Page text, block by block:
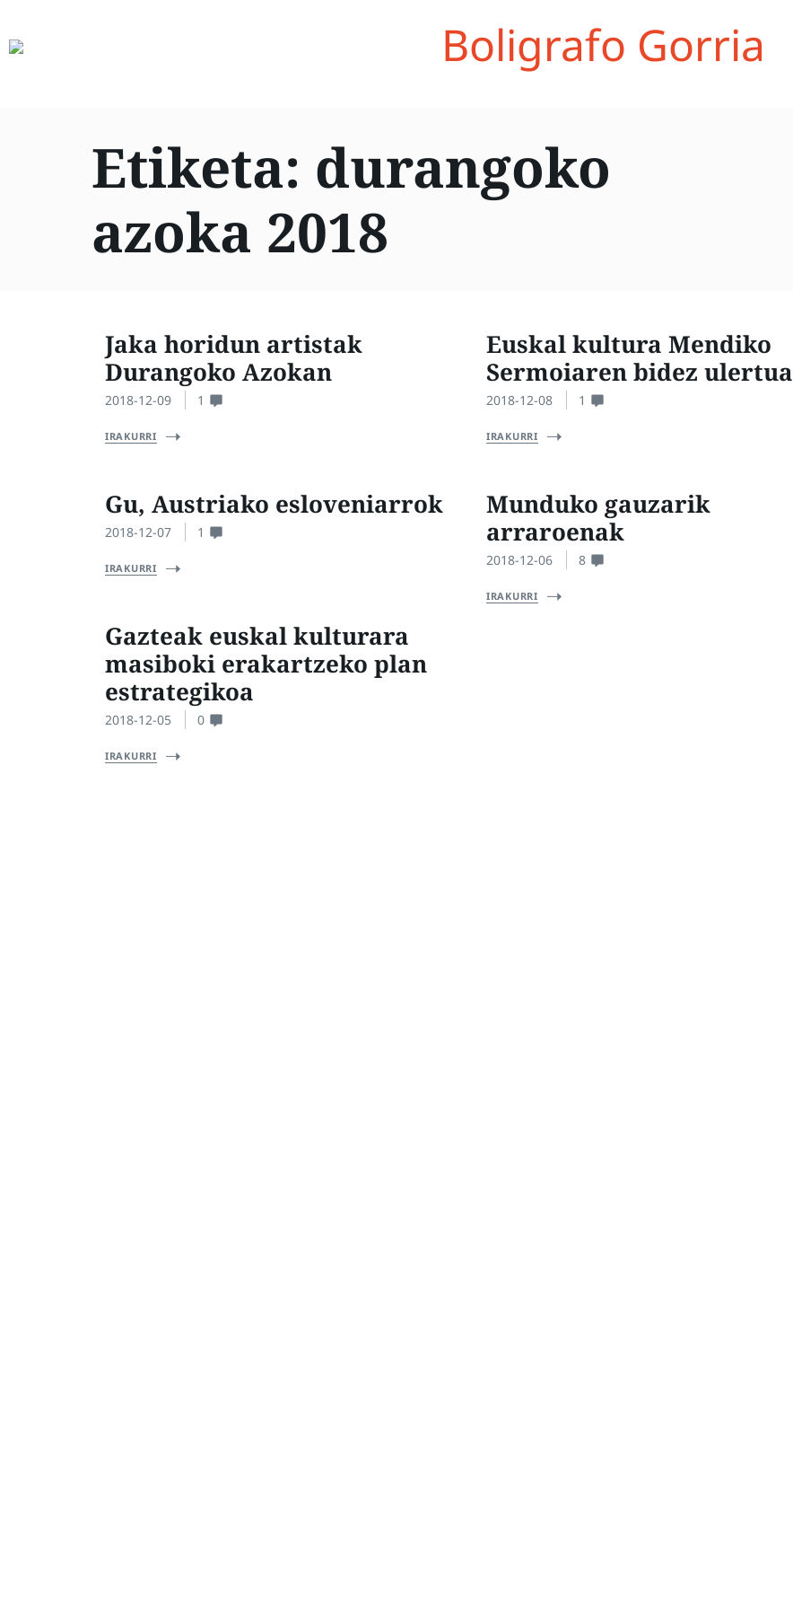
Boligrafo Gorria
Etiketa: durangoko
azoka 2018
Jaka horidun artistak
Durangoko Azokan
2018-12-09 1
IRAKURRI
Euskal kultura Mendiko
Sermoiaren bidez ulertua
2018-12-08 1
IRAKURRI
Gu, Austriako esloveniarrok
2018-12-07 1
IRAKURRI
Munduko gauzarik
arraroenak
2018-12-06 8
IRAKURRI
Gazteak euskal kulturara
masiboki erakartzeko plan
estrategikoa
2018-12-05 0
IRAKURRI